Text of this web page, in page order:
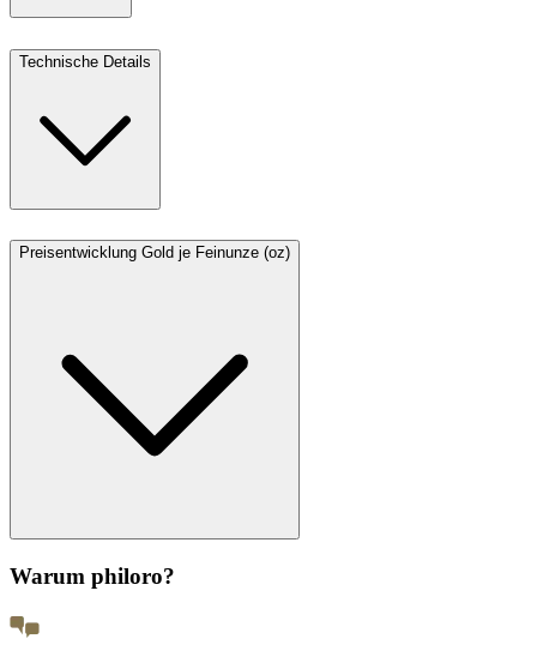
Technische Details
Preisentwicklung Gold je Feinunze (oz)
Warum philoro?